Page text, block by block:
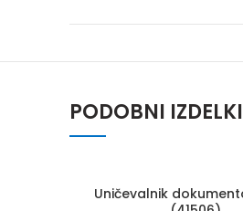
PODOBNI IZDELKI
Uničevalnik